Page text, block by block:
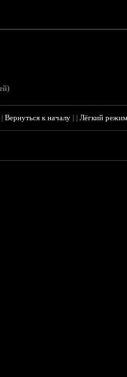
|Вернуться к началу ||Лёгкий